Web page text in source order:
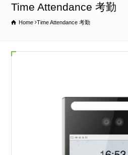
Time Attendance 考勤
Home Time Attendance 考勤